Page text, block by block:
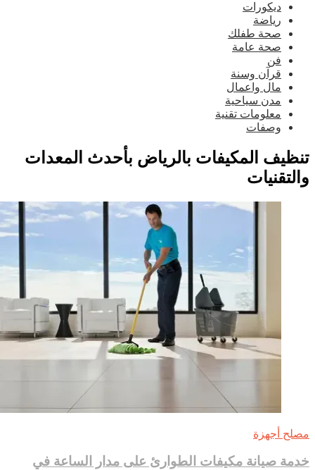
ديكورات
رياضة
صحة طفلك
صحة عامة
فن
قرآن وسنة
مال واعمال
مدن سياحية
معلومات تقنية
وصفات
المكيفات بالرياض بأحدث المعدات
أجهزة
صيانة مكيفات الطوارئ على مدار الساعة في